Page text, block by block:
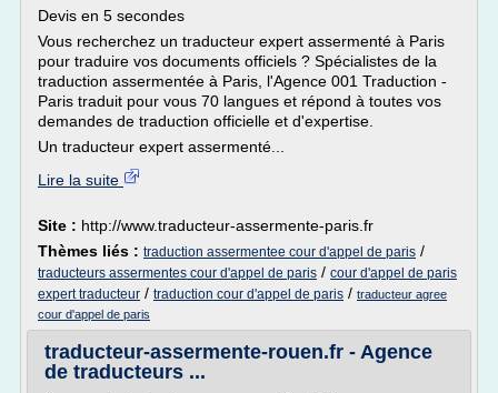
Devis en 5 secondes
Vous recherchez un traducteur expert assermenté à Paris
pour traduire vos documents officiels ? Spécialistes de la
traduction assermentée à Paris, l'Agence 001 Traduction -
Paris traduit pour vous 70 langues et répond à toutes vos
demandes de traduction officielle et d'expertise.
Un traducteur expert assermenté...
Lire la suite
Site : http://www.traducteur-assermente-paris.fr
Thèmes liés : traduction assermentee cour d'appel de paris /
traducteurs assermentes cour d'appel de paris / cour d'appel de paris
expert traducteur / traduction cour d'appel de paris / traducteur agree
cour d'appel de paris
traducteur-assermente-rouen.fr - Agence
de traducteurs ...